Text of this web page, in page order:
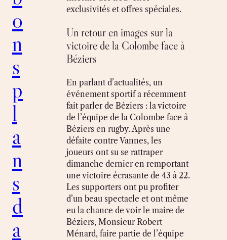
o
n
s
p
l
a
n
s
d
a
exclusivités et offres spéciales.
Un retour en images sur la
victoire de la Colombe face à
Béziers
En parlant d’actualités, un
événement sportif a récemment
fait parler de Béziers : la victoire
de l’équipe de la Colombe face à
Béziers en rugby. Après une
défaite contre Vannes, les
joueurs ont su se rattraper
dimanche dernier en remportant
une victoire écrasante de 43 à 22.
Les supporters ont pu profiter
d’un beau spectacle et ont même
eu la chance de voir le maire de
Béziers, Monsieur Robert
Ménard, faire partie de l’équipe